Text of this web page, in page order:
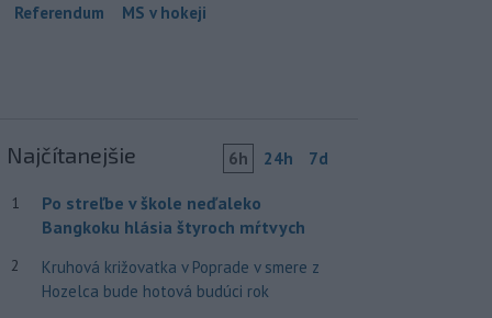
Referendum MS v hokeji
Najčítanejšie 6h 24h 7d
1
Po streľbe v škole neďaleko
Bangkoku hlásia štyroch mŕtvych
2
Kruhová križovatka v Poprade v smere z
Hozelca bude hotová budúci rok